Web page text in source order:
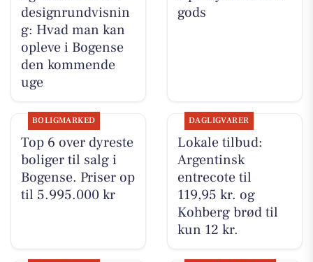
designrundvisnin
g: Hvad man kan
opleve i Bogense
den kommende
uge
gods
BOLIGMARKED
Top 6 over dyreste
boliger til salg i
Bogense. Priser op
til 5.995.000 kr
DAGLIGVARER
Lokale tilbud:
Argentinsk
entrecote til
119,95 kr. og
Kohberg brød til
kun 12 kr.